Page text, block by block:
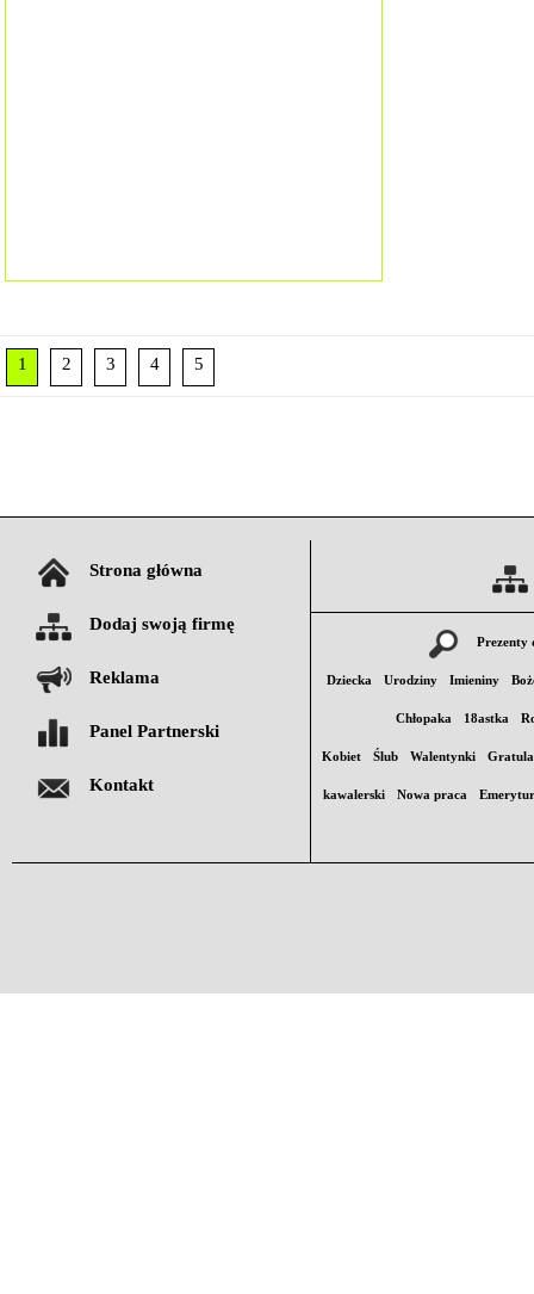
1 2 3 4 5
Strona główna
Dodaj swoją firmę
Reklama
Panel Partnerski
Kontakt
Prezenty
Dziecka Urodziny Imieniny
Chłopaka 18astka
Kobiet Ślub Walentynki
kawalerski Nowa praca